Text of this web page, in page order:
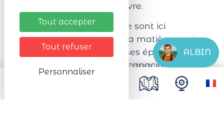
technique de reliure de livre.
Les techniques de l’artiste sont ici
essentialisées amenant la matière papier
– et pas que - à dévoiler ses épaisseurs, ses
vibrations optiques et sa capacité
narrative.
est une ode à celles et ceux qui
ALBIN
Tout accepter
Tout refuser
Personnaliser